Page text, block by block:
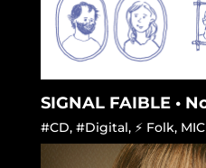
SIGNAL FAIBLE •
#CD, #Digital, ⚡ Folk,